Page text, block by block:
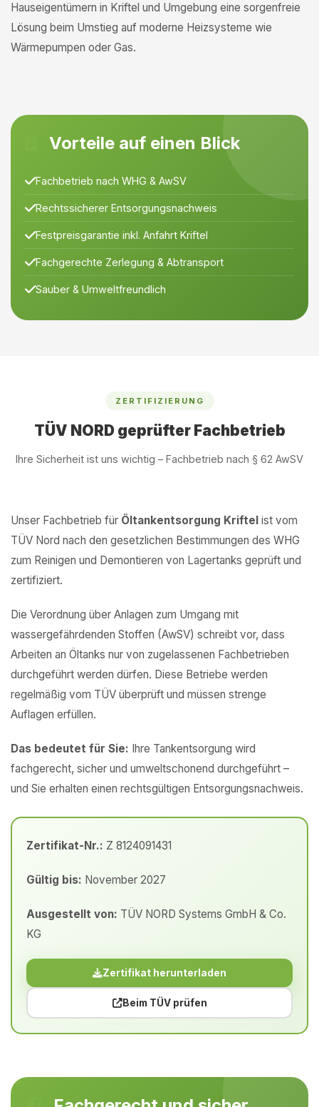
Hauseigentümern in Kriftel und Umgebung eine sorgenfreie
Lösung beim Umstieg auf moderne Heizsysteme wie
Wärmepumpen oder Gas.
Vorteile auf einen Blick
Fachbetrieb nach WHG & AwSV
Rechtssicherer Entsorgungsnachweis
Festpreisgarantie inkl. Anfahrt Kriftel
Fachgerechte Zerlegung & Abtransport
Sauber & Umweltfreundlich
ZERTIFIZIERUNG
TÜV NORD geprüfter Fachbetrieb
Ihre Sicherheit ist uns wichtig – Fachbetrieb nach § 62 AwSV
Unser Fachbetrieb für Öltankentsorgung Kriftel ist vom
TÜV Nord nach den gesetzlichen Bestimmungen des WHG
zum Reinigen und Demontieren von Lagertanks geprüft und
zertifiziert.
Die Verordnung über Anlagen zum Umgang mit
wassergefährdenden Stoffen (AwSV) schreibt vor, dass
Arbeiten an Öltanks nur von zugelassenen Fachbetrieben
durchgeführt werden dürfen. Diese Betriebe werden
regelmäßig vom TÜV überprüft und müssen strenge
Auflagen erfüllen.
Das bedeutet für Sie: Ihre Tankentsorgung wird
fachgerecht, sicher und umweltschonend durchgeführt –
und Sie erhalten einen rechtsgültigen Entsorgungsnachweis.
Zertifikat-Nr.: Z 8124091431
Gültig bis: November 2027
Ausgestellt von: TÜV NORD Systems GmbH & Co.
KG
Zertifikat herunterladen
Beim TÜV prüfen